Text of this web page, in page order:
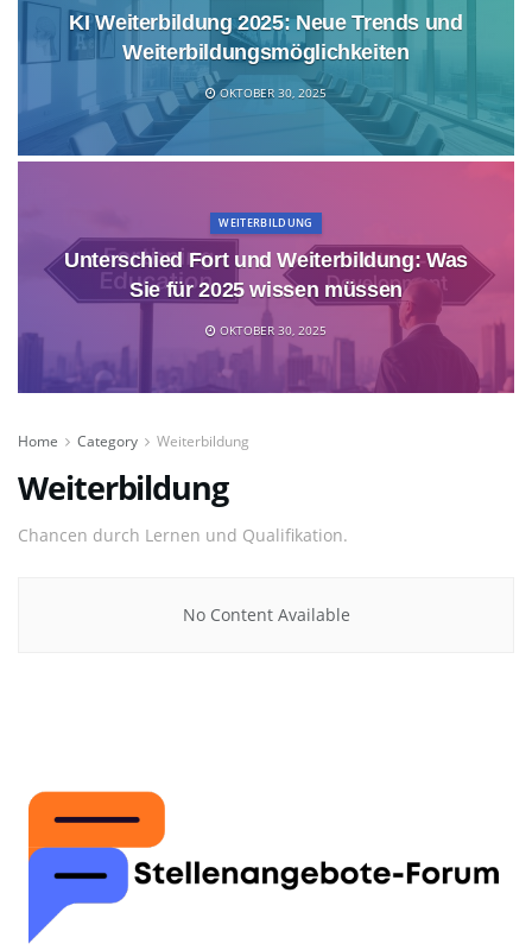
KI Weiterbildung 2025: Neue Trends und
Weiterbildungsmöglichkeiten
OKTOBER 30, 2025
WEITERBILDUNG
Unterschied Fort und Weiterbildung: Was
Sie für 2025 wissen müssen
OKTOBER 30, 2025
Home Category Weiterbildung
Weiterbildung
Chancen durch Lernen und Qualifikation.
No Content Available